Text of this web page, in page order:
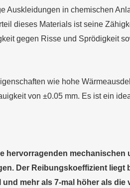
Auskleidungen in chemischen
dieses Materials ist seine
gegen Risse und Sprödigkeit
wie hohe
von ±0.05 mm. Es ist ein
hervorragenden
Der Reibungskoeffizient liegt
mehr als 7-mal höher als die